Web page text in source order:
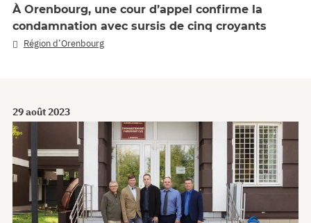
À Orenbourg, une cour d’appel confirme la
condamnation avec sursis de cinq croyants
Région d’Orenbourg
29 août 2023